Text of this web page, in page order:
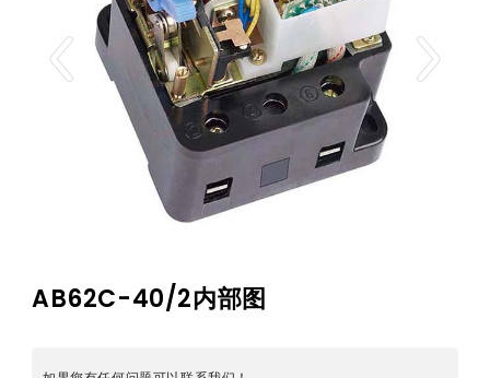
AB62C-40/2内部图